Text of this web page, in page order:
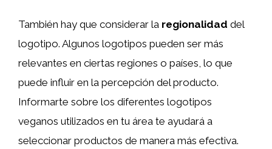
También hay que considerar la regionalidad del
logotipo. Algunos logotipos pueden ser más
relevantes en ciertas regiones o países, lo que
puede influir en la percepción del producto.
Informarte sobre los diferentes logotipos
veganos utilizados en tu área te ayudará a
seleccionar productos de manera más efectiva.